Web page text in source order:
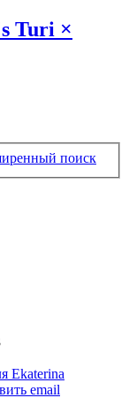
Turi ×
поиск
Ekaterina
email